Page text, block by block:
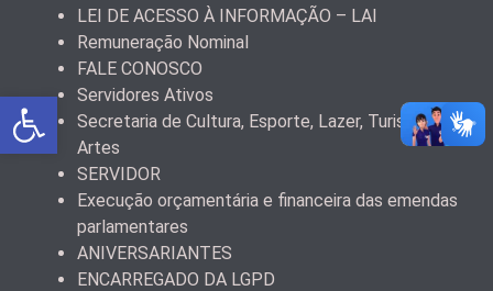
LEI DE ACESSO À INFORMAÇÃO – LAI
Remuneração Nominal
FALE CONOSCO
Servidores Ativos
Secretaria de Cultura, Esporte, Lazer, Turismo e
Artes
SERVIDOR
Execução orçamentária e financeira das emendas
parlamentares
ANIVERSARIANTES
ENCARREGADO DA LGPD
Abrir a barra de ferramentas